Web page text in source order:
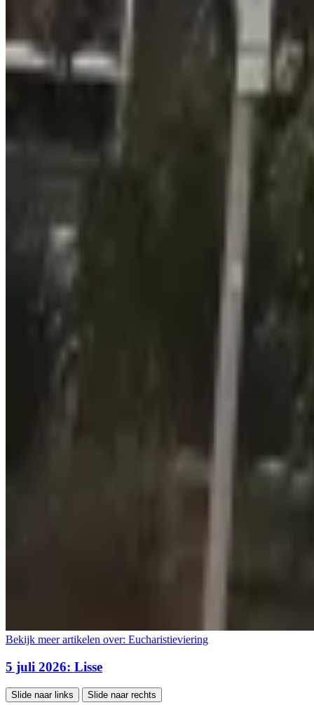
Bekijk meer artikelen over: Eucharistieviering
5 juli 2026: Lisse
Slide naar links Slide naar rechts